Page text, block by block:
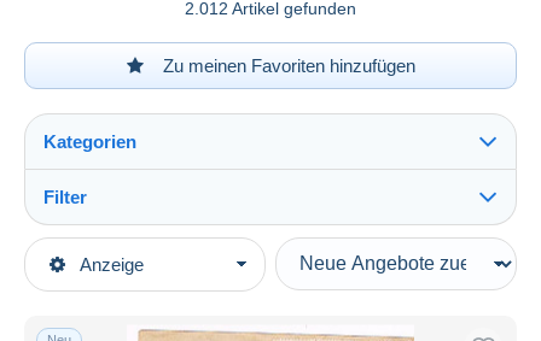
2.012 Artikel gefunden
Zu meinen Favoriten hinzufügen
Anzeige
Kategorien
Hauptkategorien
Europa
Filter
Art der Verkäufe
Laufende Angebote
Festpreise